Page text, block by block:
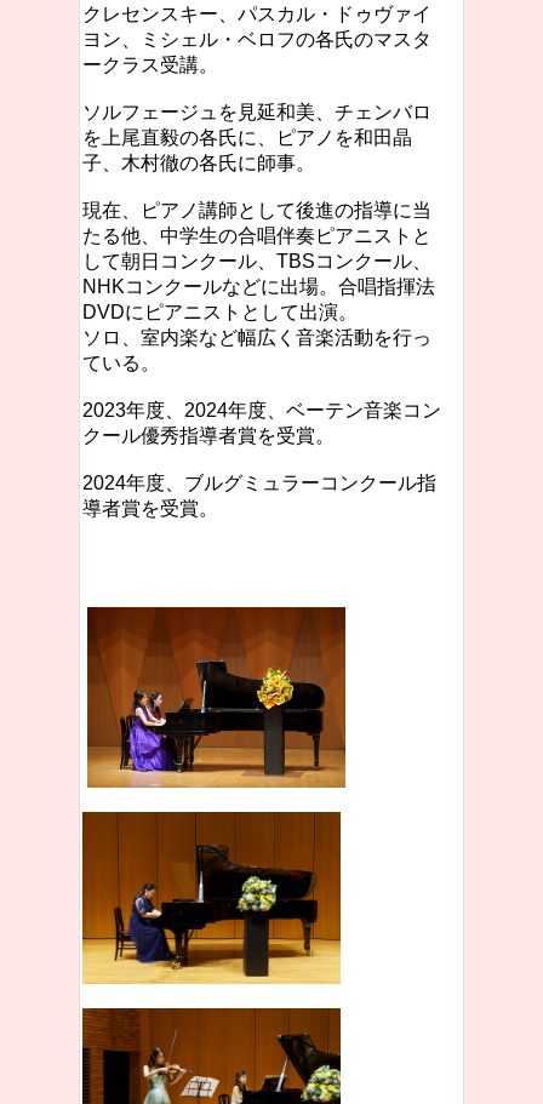
クレセンスキー、パスカル・ドゥヴァイ
ヨン、ミシェル・ベロフの各氏のマスタ
ークラス受講。
ソルフェージュを見延和美、チェンバロ
を上尾直毅の各氏に、ピアノを和田晶
子、木村徹の各氏に師事。
現在、ピアノ講師として後進の指導に当
たる他、中学生の合唱伴奏ピアニストと
して朝日コンクール、TBSコンクール、
NHKコンクールなどに出場。合唱指揮法
DVDにピアニストとして出演。
ソロ、室内楽など幅広く音楽活動を行っ
ている。
2023年度、2024年度、ベーテン音楽コン
クール優秀指導者賞を受賞。
2024年度、ブルグミュラーコンクール指
導者賞を受賞。